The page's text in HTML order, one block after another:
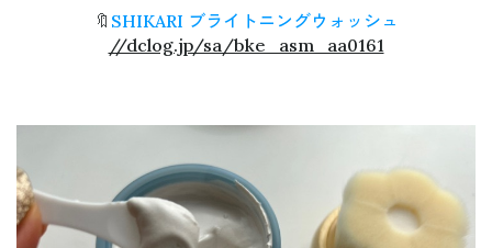
🔖 SHIKARI ブライトニングウォッシュ
//dclog.jp/sa/bke_asm_aa0161